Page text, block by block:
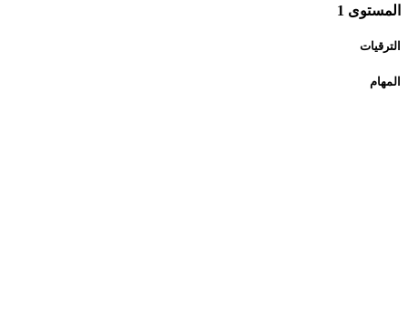
المستوى 1
الترقيات
المهام